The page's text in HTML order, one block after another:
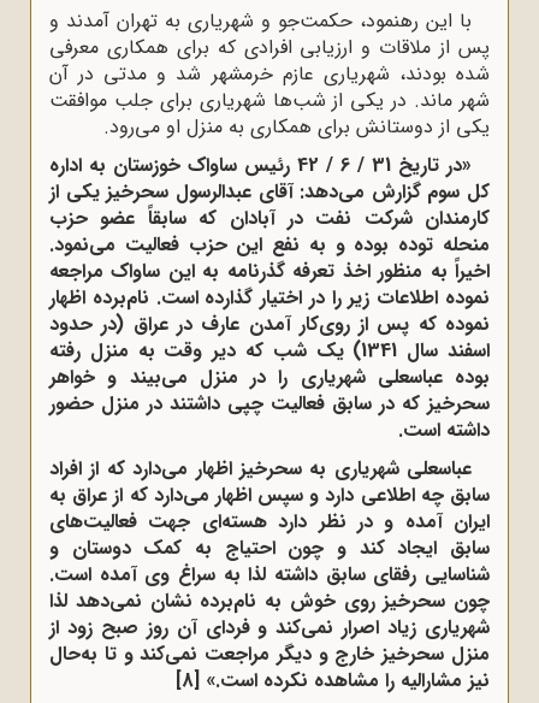
با این رهنمود، حکمت‌جو و شهریاری به تهران آمدند و
پس از ملاقات و ارزیابی افرادی که برای همکاری معرفی
شده بودند، شهریاری عازم خرمشهر شد و مدتی در آن
شهر ماند. در یکی از شب‌ها شهریاری برای جلب موافقت
یکی از دوستانش برای همکاری به منزل او می‌رود.
«در تاریخ 31 / 6 / 42 رئیس ساواک خوزستان به اداره
کل سوم گزارش می‌دهد: آقای عبدالرسول سحرخیز یکی از
کارمندان شرکت نفت در آبادان که سابقاً عضو حزب
منحله توده بوده و به نفع این حزب فعالیت می‌نمود.
اخیراً به منظور اخذ تعرفه گذرنامه به این ساواک مراجعه
نموده اطلاعات زیر را در اختیار گذارده است. نام‌برده اظهار
نموده که پس از روی‌کار آمدن عارف در عراق (در حدود
اسفند سال 1341) یک شب که دیر وقت به منزل رفته
بوده عباسعلی شهریاری را در منزل می‌بیند و خواهر
سحرخیز که در سابق فعالیت چپی داشتند در منزل حضور
داشته است.
عباسعلی شهریاری به سحرخیز اظهار می‌دارد که از افراد
سابق چه اطلاعی دارد و سپس اظهار می‌دارد که از عراق به
ایران آمده و در نظر دارد هسته‌ای جهت فعالیت‌های
سابق ایجاد کند و چون احتیاج به کمک دوستان و
شناسایی رفقای سابق داشته لذا به سراغ وی آمده است.
چون سحرخیز روی خوش به نام‌برده نشان نمی‌دهد لذا
شهریاری زیاد اصرار نمی‌کند و فردای آن روز صبح زود از
منزل سحرخیز خارج و دیگر مراجعت نمی‌کند و تا به‌حال
نیز مشارالیه را مشاهده نکرده است.» [8]